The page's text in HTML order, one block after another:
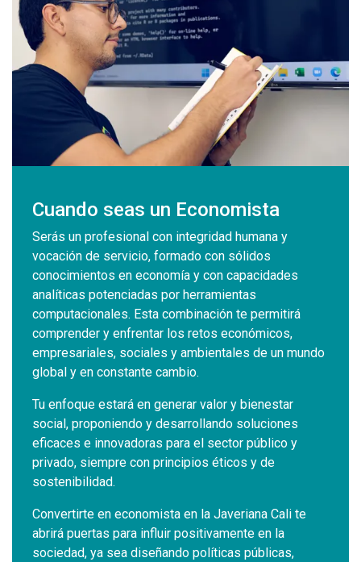
Cuando seas un Economista
Serás un profesional con integridad humana y
vocación de servicio, formado con sólidos
conocimientos en economía y con capacidades
analíticas potenciadas por herramientas
computacionales. Esta combinación te permitirá
comprender y enfrentar los retos económicos,
empresariales, sociales y ambientales de un mundo
global y en constante cambio.
Tu enfoque estará en generar valor y bienestar
social, proponiendo y desarrollando soluciones
eficaces e innovadoras para el sector público y
privado, siempre con principios éticos y de
sostenibilidad.
Convertirte en economista en la Javeriana Cali te
abrirá puertas para influir positivamente en la
sociedad, ya sea diseñando políticas públicas,